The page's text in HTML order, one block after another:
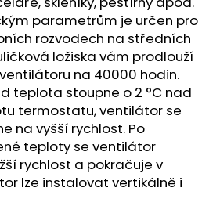
parametrům je určen pro
rozvodech na středních
ložiska vám prodlouží
na 40000 hodin.
teplota stoupne o 2 °C nad
termostatu, ventilátor se
na vyšší rychlost. Po
teploty se ventilátor
rychlost a pokračuje v
lze instalovat vertikálně i